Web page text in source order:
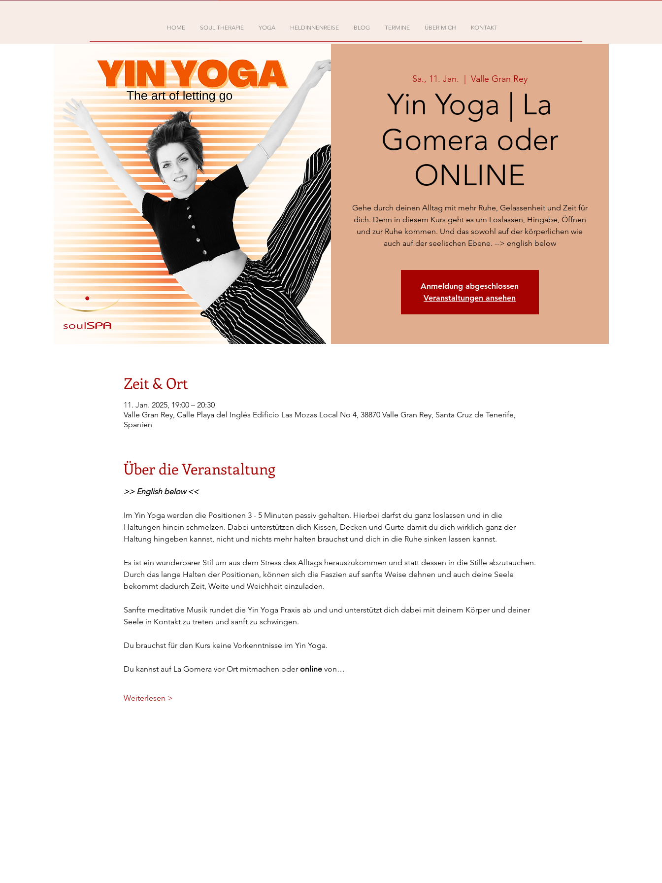
HOME SOUL THERAPIE YOGA HELDINNENREISE BLOG TERMINE ÜBER MICH KONTAKT
Sa., 11. Jan. Valle Gran Rey
Yin Yoga | La
Gomera oder
ONLINE
Gehe durch deinen Alltag mit mehr Ruhe, Gelassenheit und Zeit für
dich. Denn in diesem Kurs geht es um Loslassen, Hingabe, Öffnen
und zur Ruhe kommen. Und das sowohl auf der körperlichen wie
auch auf der seelischen Ebene. --> english below
Anmeldung abgeschlossen
Veranstaltungen ansehen
Zeit & Ort
11. Jan. 2025, 19:00 – 20:30
Valle Gran Rey, Calle Playa del Inglés Edificio Las Mozas Local No 4, 38870 Valle Gran Rey, Santa Cruz de Tenerife,
Spanien
Über die Veranstaltung
>> English below <<
Im Yin Yoga werden die Positionen 3 - 5 Minuten passiv gehalten. Hierbei darfst du ganz loslassen und in die
Haltungen hinein schmelzen. Dabei unterstützen dich Kissen, Decken und Gurte damit du dich wirklich ganz der
Haltung hingeben kannst, nicht und nichts mehr halten brauchst und dich in die Ruhe sinken lassen kannst.
Es ist ein wunderbarer Stil um aus dem Stress des Alltags herauszukommen und statt dessen in die Stille abzutauchen.
Durch das lange Halten der Positionen, können sich die Faszien auf sanfte Weise dehnen und auch deine Seele
bekommt dadurch Zeit, Weite und Weichheit einzuladen.
Sanfte meditative Musik rundet die Yin Yoga Praxis ab und und unterstützt dich dabei mit deinem Körper und deiner
Seele in Kontakt zu treten und sanft zu schwingen.
Du brauchst für den Kurs keine Vorkenntnisse im Yin Yoga.
Du kannst auf La Gomera vor Ort mitmachen oder online von…
Weiterlesen >